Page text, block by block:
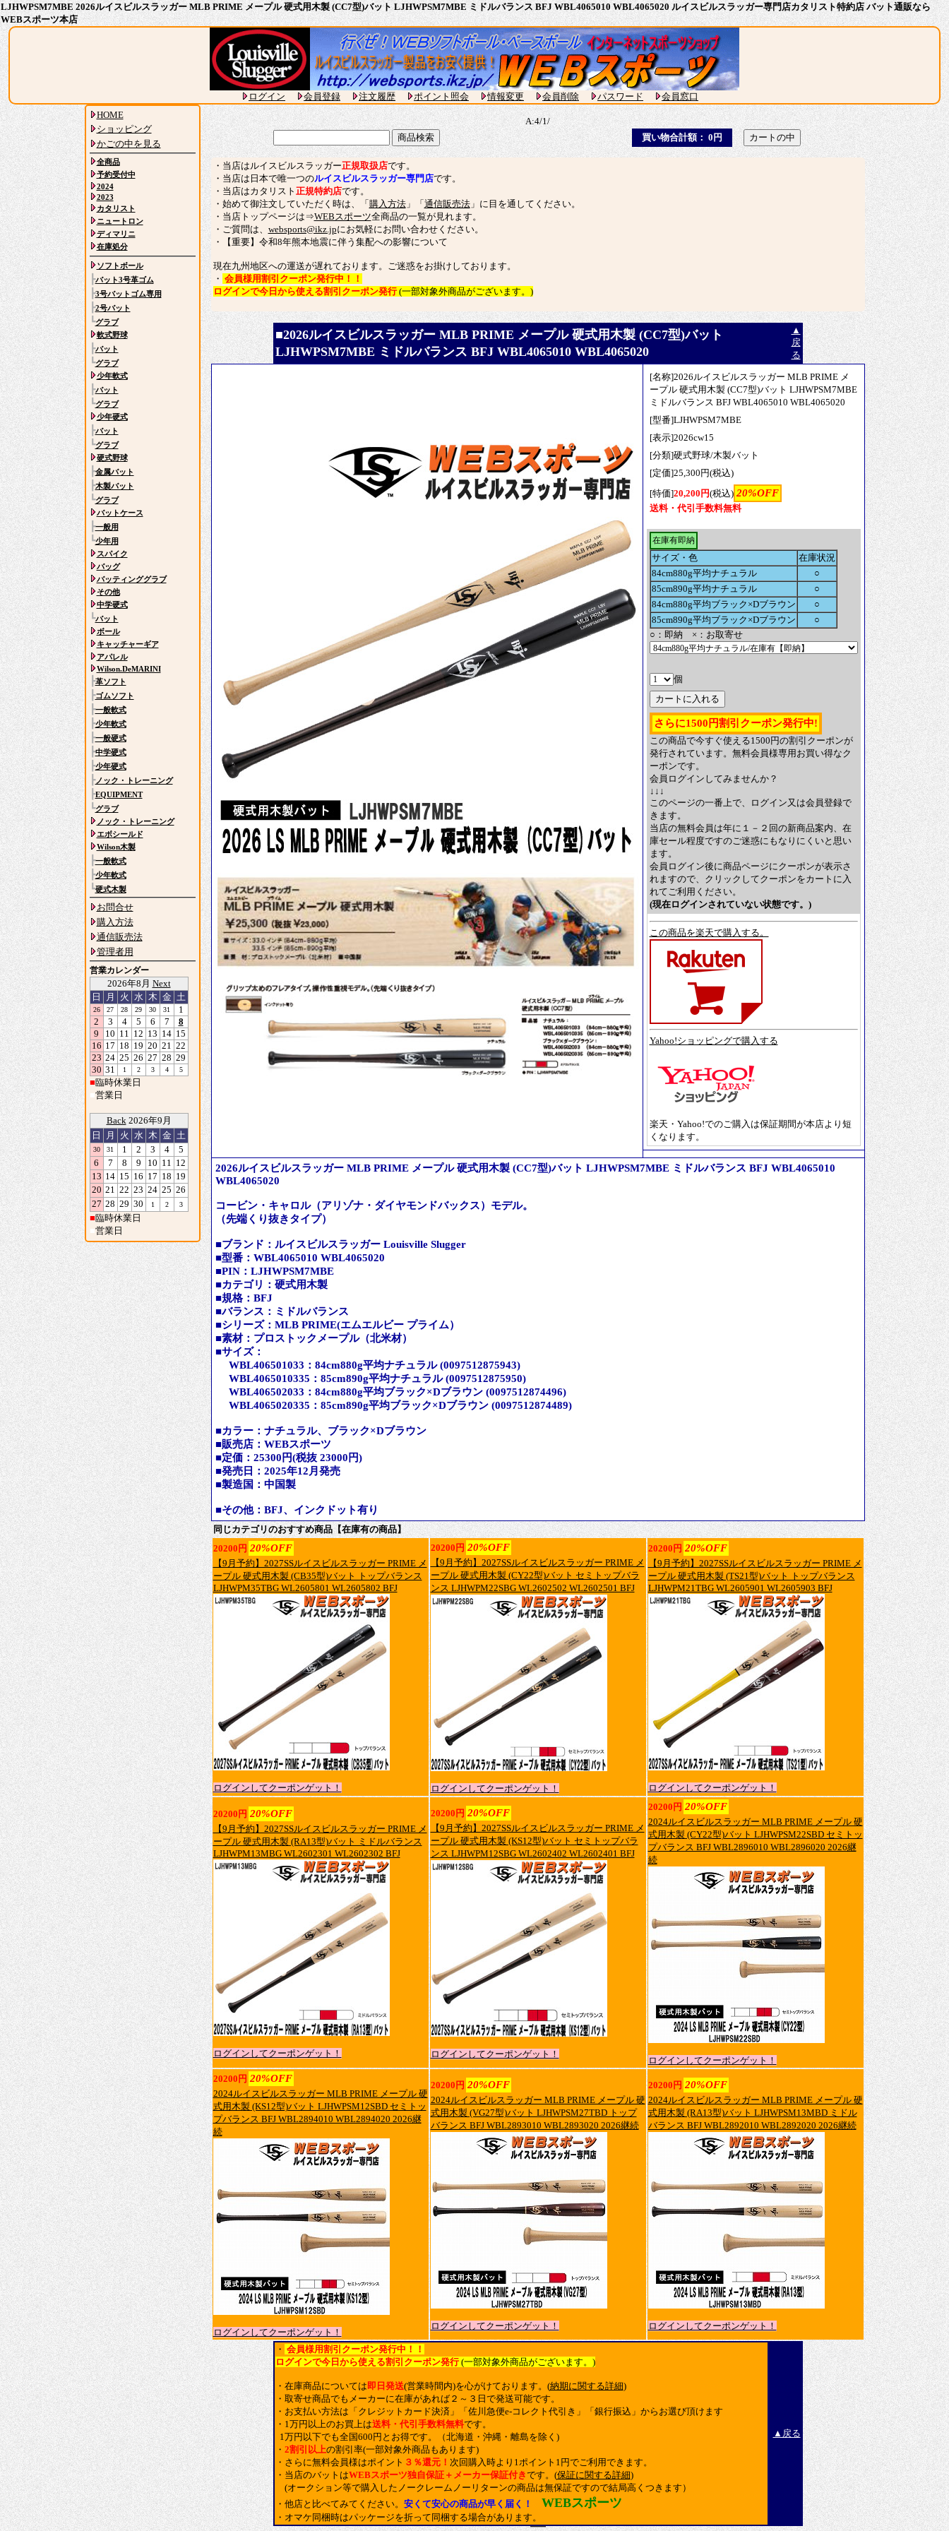
LJHWPSM7MBE 2026ルイスビルスラッガー MLB PRIME メープル 硬式用木製 (CC7型)バット LJHWPSM7MBE ミドルバランス BFJ WBL4065010 WBL4065020 ルイスビルスラッガー専門店カタリスト特約店 バット通販なら
WEBスポーツ本店
ログイン 会員登録 注文履歴 ポイント照会 情報変更 会員削除 パスワード
会員窓口
HOME
ショッピング
かごの中を見る
全商品
予約受付中
2024
2023
カタリスト
ニュートロン
ディマリニ
在庫処分
ソフトボール
┣バット3号革ゴム
┣3号バットゴム専用
┣2号バット
┗グラブ
軟式野球
┣バット
┗グラブ
少年軟式
┣バット
┗グラブ
少年硬式
┣バット
┗グラブ
硬式野球
┣金属バット
┣木製バット
┗グラブ
バットケース
┣一般用
┗少年用
スパイク
バッグ
バッティンググラブ
その他
中学硬式
┗バット
ボール
キャッチャーギア
アパレル
Wilson.DeMARINI
┣革ソフト
┣ゴムソフト
┣一般軟式
┣少年軟式
┣一般硬式
┣中学硬式
┣少年硬式
┣ノック・トレーニング
┣EQUIPMENT
┗グラブ
ノック・トレーニング
エボシールド
Wilson木製
┣一般軟式
┣少年軟式
┗硬式木製
お問合せ
購入方法
通信販売法
管理者用
営業カレンダー
2026年8月 Next
日
月 火 水 木 金 土
26 27 28 29 30 31
1
2
3 4 5 6 7
8
9
10 11 12 13 14 15
16 17 18 19 20 21 22
23 24 25 26 27 28 29
30 31 1 2 3 4 5
■臨時休業日
■営業日
Back2026年9月
日
月 火 水 木 金 土
30 31 1 2 3 4
5
6
7 8 9 10 11 12
13 14 15 16 17 18 19
20 21 22 23 24 25 26
27 28 29 30 1 2 3
■臨時休業日
■営業日
A:4/1/
買い物合計額： 0円
・当店はルイスビルスラッガー正規取扱店です。
・当店は日本で唯一つのルイスビルスラッガー専門店です。
・当店はカタリスト 正規特約店です。
・始めて御注文していただく時は、「 購入方法」「 通信販売法」に目を通してください。
・当店トップページは⇒WEBスポーツ全商品の一覧が見れます。
・ご質問は、 websports@ikz.jpにお気軽にお問い合わせください。
・【重要】令和8年熊本地震に伴う集配への影響について
現在九州地区への運送が遅れております。ご迷惑をお掛けしております。
・ 会員様用割引クーポン発行中！！
ログインで今日から使える割引クーポン発行(一部対象外商品がございます。)
■2026ルイスビルスラッガー MLB PRIME メープル 硬式用木製 (CC7型)バット
LJHWPSM7MBE ミドルバランス BFJ WBL4065010 WBL4065020
▲
戻
る
[名称]2026ルイスビルスラッガー MLB PRIME メ
ープル 硬式用木製 (CC7型)バット LJHWPSM7MBE
ミドルバランス BFJ WBL4065010 WBL4065020
[型番]LJHWPSM7MBE
[表示]2026cw15
[分類]硬式野球/木製バット
[定価]25,300円(税込)
[特価]20,200円(税込) 20%OFF
送料・代引手数料無料
在庫有即納
サイズ・色
在庫状況
84cm880g平均ナチュラル
○
85cm890g平均ナチュラル
○
84cm880g平均ブラック×Dブラウン
○
85cm890g平均ブラック×Dブラウン
○
○：即納 ×：お取寄せ
個
さらに1500円割引クーポン発行中!
この商品で今すぐ使える1500円の割引クーポンが
発行されています。無料会員様専用お買い得なク
ーポンです。
会員ログインしてみませんか？
↓↓↓
このページの一番上で、ログイン又は会員登録で
きます。
当店の無料会員は年に１－２回の新商品案内、在
庫セール程度ですのご迷惑にもなりにくいと思い
ます。
会員ログイン後に商品ページにクーポンが表示さ
れますので、クリックしてクーポンをカートに入
れてご利用ください。
(現在ログインされていない状態です。)
この商品を楽天で購入する。
Yahoo!ショッピングで購入する
楽天・Yahoo!でのご購入は保証期間が本店より短
くなります。
2026ルイスビルスラッガー MLB PRIME メープル 硬式用木製 (CC7型)バット LJHWPSM7MBE ミドルバランス BFJ WBL4065010
WBL4065020
コービン・キャロル（アリゾナ・ダイヤモンドバックス）モデル。
（先端くり抜きタイプ）
■ブランド：ルイスビルスラッガー Louisville Slugger
■型番：WBL4065010 WBL4065020
■PIN：LJHWPSM7MBE
■カテゴリ：硬式用木製
■規格：BFJ
■バランス：ミドルバランス
■シリーズ：MLB PRIME(エムエルビー プライム）
■素材：プロストックメープル（北米材）
■サイズ：
WBL406501033：84cm880g平均ナチュラル (0097512875943)
WBL4065010335：85cm890g平均ナチュラル (0097512875950)
WBL406502033：84cm880g平均ブラック×Dブラウン (0097512874496)
WBL4065020335：85cm890g平均ブラック×Dブラウン (0097512874489)
■カラー：ナチュラル、ブラック×Dブラウン
■販売店：WEBスポーツ
■定価：25300円(税抜 23000円)
■発売日：2025年12月発売
■製造国：中国製
■その他：BFJ、インクドット有り
同じカテゴリのおすすめ商品【在庫有の商品】
20200円 20%OFF
【9月予約】2027SSルイスビルスラッガー PRIME メ
ープル 硬式用木製 (CB35型)バット トップバランス
LJHWPM35TBG WL2605801 WL2605802 BFJ
ログインしてクーポンゲット！
20200円 20%OFF
【9月予約】2027SSルイスビルスラッガー PRIME メ
ープル 硬式用木製 (CY22型)バット セミトップバラ
ンス LJHWPM22SBG WL2602502 WL2602501 BFJ
ログインしてクーポンゲット！
20200円 20%OFF
【9月予約】2027SSルイスビルスラッガー PRIME メ
ープル 硬式用木製 (TS21型)バット トップバランス
LJHWPM21TBG WL2605901 WL2605903 BFJ
ログインしてクーポンゲット！
20200円 20%OFF
【9月予約】2027SSルイスビルスラッガー PRIME メ
ープル 硬式用木製 (RA13型)バット ミドルバランス
LJHWPM13MBG WL2602301 WL2602302 BFJ
ログインしてクーポンゲット！
20200円 20%OFF
【9月予約】2027SSルイスビルスラッガー PRIME メ
ープル 硬式用木製 (KS12型)バット セミトップバラ
ンス LJHWPM12SBG WL2602402 WL2602401 BFJ
ログインしてクーポンゲット！
20200円 20%OFF
2024ルイスビルスラッガー MLB PRIME メープル 硬
式用木製 (CY22型)バット LJHWPSM22SBD セミトッ
プバランス BFJ WBL2896010 WBL2896020 2026継
続
ログインしてクーポンゲット！
20200円 20%OFF
2024ルイスビルスラッガー MLB PRIME メープル 硬
式用木製 (KS12型)バット LJHWPSM12SBD セミトッ
プバランス BFJ WBL2894010 WBL2894020 2026継
続
ログインしてクーポンゲット！
20200円 20%OFF
2024ルイスビルスラッガー MLB PRIME メープル 硬
式用木製 (VG27型)バット LJHWPSM27TBD トップ
バランス BFJ WBL2893010 WBL2893020 2026継続
ログインしてクーポンゲット！
20200円 20%OFF
2024ルイスビルスラッガー MLB PRIME メープル 硬
式用木製 (RA13型)バット LJHWPSM13MBD ミドル
バランス BFJ WBL2892010 WBL2892020 2026継続
ログインしてクーポンゲット！
・ 会員様用割引クーポン発行中！！
ログインで今日から使える割引クーポン発行(一部対象外商品がございます。)
・在庫商品については即日発送(営業時間内)を心がけております。(納期に関する詳細)
・取寄せ商品でもメーカーに在庫があれば２～３日で発送可能です。
・お支払い方法は「クレジットカード決済」「佐川急便e-コレクト代引き」「銀行振込」からお選び頂けます
・1万円以上のお買上は送料・代引手数料無料です。
1万円以下でも全国600円とお得です。（北海道・沖縄・離島を除く)
・ 2割引以上の割引率(一部対象外商品もあります)
・さらに無料会員様はポイント ３％還元！ 次回購入時より1ポイント1円でご利用できます。
・当店のバットはWEBスポーツ独自保証＋メーカー保証付きです。(保証に関する詳細)
(オークション等で購入したノークレームノーリターンの商品は無保証ですので結局高くつきます）
・他店と比べてみてください。 安くて安心の商品が早く届く！ WEBスポーツ
・オマケ同梱時はパッケージを折って同梱する場合があります。
▲戻る